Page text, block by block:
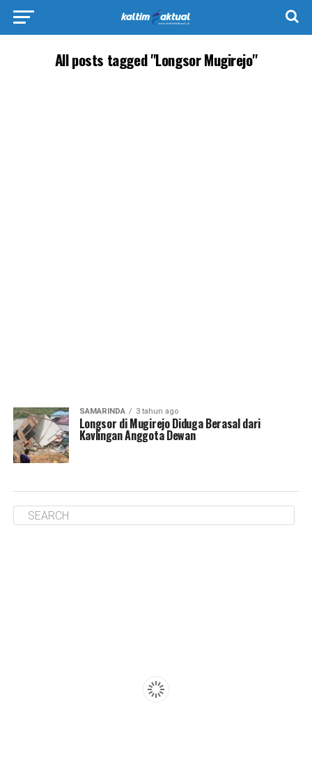
All posts tagged "Longsor Mugirejo"
SAMARINDA 3 tahun ago
Longsor di Mugirejo Diduga Berasal dari
Kavlingan Anggota Dewan